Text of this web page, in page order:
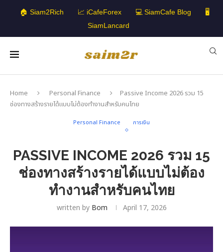
🏠 Siam2Rich 📈 iCafeForex 💻 SiamCafe Blog
🖥️
SiamLancard
Home Personal Finance
Passive Income 2026 รวม 15
ช่องทางสร้างรายได้แบบไม่ต้องทำงานสำหรับคนไทย
Personal Finance การเงิน
PASSIVE INCOME 2026 รวม 15
ช่องทางสร้างรายได้แบบไม่ต้อง
ทำงานสำหรับคนไทย
written by Bom April 17, 2026